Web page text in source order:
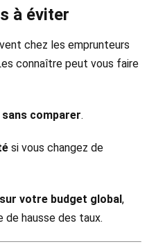
à éviter
chez les emprunteurs
connaître peut vous faire
comparer.
si vous changez de
sur votre budget global,
hausse des taux.